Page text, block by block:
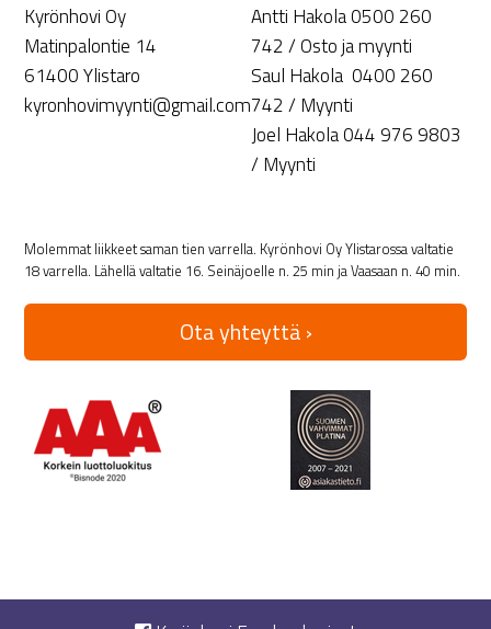
Kyrönhovi Oy
Matinpalontie 14
61400 Ylistaro
kyronhovimyynti@gmail.com
Antti Hakola 0500 260
742 / Osto ja myynti
Saul Hakola 0400 260
742 / Myynti
Joel Hakola 044 976 9803
/ Myynti
Molemmat liikkeet saman tien varrella. Kyrönhovi Oy Ylistarossa valtatie
18 varrella. Lähellä valtatie 16. Seinäjoelle n. 25 min ja Vaasaan n. 40 min.
Ota yhteyttä ›